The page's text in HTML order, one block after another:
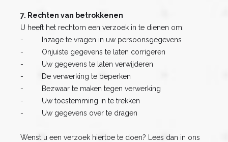
7. Rechten van betrokkenen
U heeft het rechtom een verzoek in te dienen om:
- Inzage te vragen in uw persoonsgegevens
- Onjuiste gegevens te laten corrigeren
- Uw gegevens te laten verwijderen
- De verwerking te beperken
- Bezwaar te maken tegen verwerking
- Uw toestemming in te trekken
- Uw gegevens over te dragen
Wenst u een verzoek hiertoe te doen? Lees dan in ons